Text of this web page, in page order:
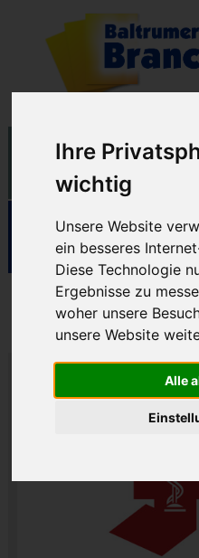
Ihre
wichtig
Unsere Website
ein besseres
Diese Technologie
Ergebnisse zu
woher unsere
unsere Website
Alle